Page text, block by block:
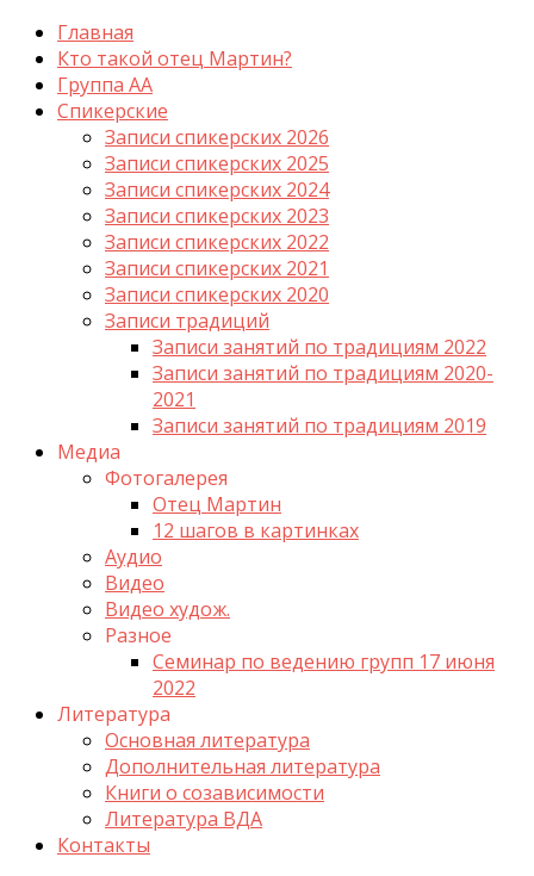
Главная
Кто такой отец Мартин?
Группа АА
Спикерские
Записи спикерских 2026
Записи спикерских 2025
Записи спикерских 2024
Записи спикерских 2023
Записи спикерских 2022
Записи спикерских 2021
Записи спикерских 2020
Записи традиций
Записи занятий по традициям 2022
Записи занятий по традициям 2020-
2021
Записи занятий по традициям 2019
Медиа
Фотогалерея
Отец Мартин
12 шагов в картинках
Аудио
Видео
Видео худож.
Разное
Семинар по ведению групп 17 июня
2022
Литература
Основная литература
Дополнительная литература
Книги о созависимости
Литература ВДА
Контакты